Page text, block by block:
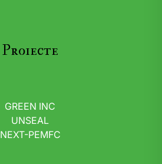
Proiecte
GREEN INC
UNSEAL
NEXT-PEMFC